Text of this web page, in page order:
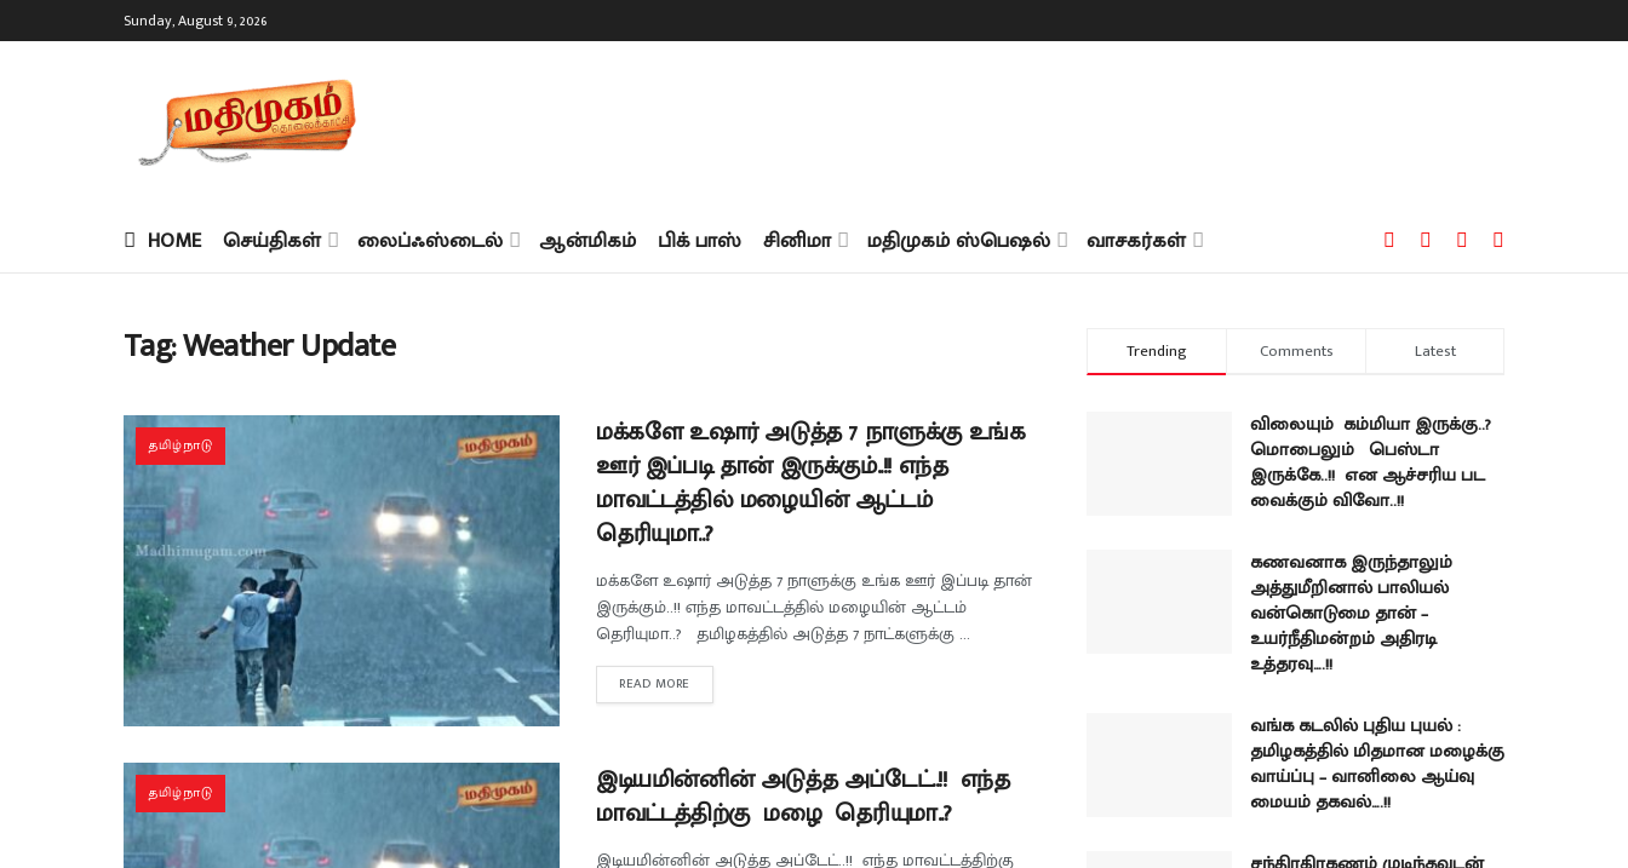
Sunday, August 9, 2026
HOME செய்திகள் லைப்ஃஸ்டைல் ஆன்மிகம் பிக் பாஸ் சினிமா மதிமுகம் ஸ்பெஷல் வாசகர்கள்
Tag:Weather Update
தமிழ்நாடு
மக்களே உஷார் அடுத்த 7 நாளுக்கு உங்க
ஊர் இப்படி தான் இருக்கும்..!! எந்த
மாவட்டத்தில் மழையின் ஆட்டம்
தெரியுமா..?
மக்களே உஷார் அடுத்த 7 நாளுக்கு உங்க ஊர் இப்படி தான்
இருக்கும்..!! எந்த மாவட்டத்தில் மழையின் ஆட்டம்
தெரியுமா..? தமிழகத்தில் அடுத்த 7 நாட்களுக்கு ...
READ MORE
தமிழ்நாடு
இடியமின்னின் அடுத்த அப்டேட்..!! எந்த
மாவட்டத்திற்கு மழை தெரியுமா..?
இடியமின்னின் அடுத்த அப்டேட்..!! எந்த மாவட்டத்திற்கு
Trending Comments Latest
விலையும் கம்மியா இருக்கு..?
மொபைலும் பெஸ்டா
இருக்கே..!! என ஆச்சரிய பட
வைக்கும் விவோ..!!
கணவனாக இருந்தாலும்
அத்துமீறினால் பாலியல்
வன்கொடுமை தான் –
உயர்நீதிமன்றம் அதிரடி
உத்தரவு….!!
வங்க கடலில் புதிய புயல் :
தமிழகத்தில் மிதமான மழைக்கு
வாய்ப்பு – வானிலை ஆய்வு
மையம் தகவல்….!!